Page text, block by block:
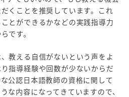
くことを推奨しています。これ
とができるかなどの実践指導力
です。
教える自信がないという声をよ
指導経験や回数が少ないからだ
公認日本語教師の資格に関して
な内容になってきていますので、